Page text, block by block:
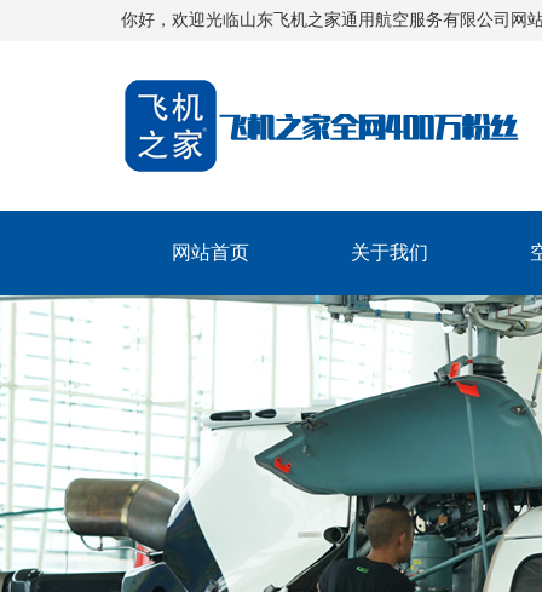
你好，欢迎光临山东飞机之家通用航空服务有限公司网
网站首页 关于我们